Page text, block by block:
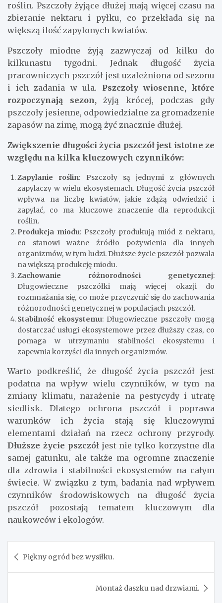
roślin. Pszczoły żyjące dłużej mają więcej czasu na
zbieranie nektaru i pyłku, co przekłada się na
większą ilość zapylonych kwiatów.
Pszczoły miodne żyją zazwyczaj od kilku do
kilkunastu tygodni. Jednak długość życia
pracowniczych pszczół jest uzależniona od sezonu
i ich zadania w ula. Pszczoły wiosenne, które
rozpoczynają sezon,żyją krócej, podczas gdy
pszczoły jesienne, odpowiedzialne za gromadzenie
zapasów na zimę, mogą żyć znacznie dłużej.
Zwiększenie długości życia pszczół jest istotne ze
względu na kilka kluczowych czynników:
Zapylanie roślin: Pszczoły są jednymi z głównych
zapylaczy w wielu ekosystemach. Długość życia pszczół
wpływa na liczbę kwiatów, jakie zdążą odwiedzić i
zapylać, co ma kluczowe znaczenie dla reprodukcji
roślin.
Produkcja miodu: Pszczoły produkują miód z nektaru,
co stanowi ważne źródło pożywienia dla innych
organizmów, w tym ludzi. Dłuższe życie pszczół pozwala
na większą produkcję miodu.
Zachowanie różnorodności genetycznej:
Długowieczne pszczółki mają więcej okazji do
rozmnażania się, co może przyczynić się do zachowania
różnorodności genetycznej w populacjach pszczół.
Stabilność ekosystemu: Długowieczne pszczoły mogą
dostarczać usługi ekosystemowe przez dłuższy czas, co
pomaga w utrzymaniu stabilności ekosystemu i
zapewnia korzyści dla innych organizmów.
Warto podkreślić, że długość życia pszczół jest
podatna na wpływ wielu czynników, w tym na
zmiany klimatu, narażenie na pestycydy i utratę
siedlisk. Dlatego ochrona pszczół i poprawa
warunków ich życia stają się kluczowymi
elementami działań na rzecz ochrony przyrody.
Dłuższe życie pszczółjest nie tylko korzystne dla
samej gatunku, ale także ma ogromne znaczenie
dla zdrowia i stabilności ekosystemów na całym
świecie. W związku z tym, badania nad wpływem
czynników środowiskowych na długość życia
pszczół pozostają tematem kluczowym dla
naukowców i ekologów.
wpisu
Piękny ogród bez wysiłku.
Montaż daszku nad drzwiami.